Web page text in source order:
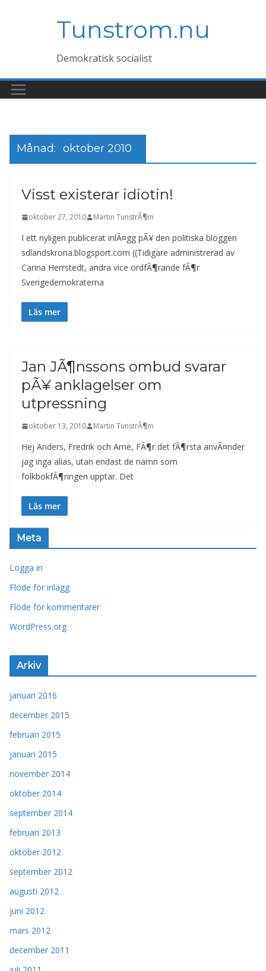
Tunstrom.nu
Demokratisk socialist
Månad: oktober 2010
Visst existerar idiotin!
oktober 27, 2010 Martin TunstrÃ¶m
I ett nyligen publicerat inlÃ¤gg pÃ¥ den politiska bloggen
sdlandskrona.blogsport.com ((Tidigare administrerad av
Carina Herrstedt, andra vice ordfÃ¶rande fÃ¶r
Sverigedemokraterna
Läs mer
Jan JÃ¶nssons ombud svarar
pÃ¥ anklagelser om
utpressning
oktober 13, 2010 Martin TunstrÃ¶m
Hej Anders, Fredrik och Arne, FÃ¶r det fÃ¶rsta anvÃ¤nder
jag inga alias, utan endast de namn som
folkbokfÃ¶ringen upptar. Det
Läs mer
Meta
Logga in
Flöde för inlägg
Flöde för kommentarer
WordPress.org
Arkiv
januari 2016
december 2015
februari 2015
januari 2015
november 2014
oktober 2014
september 2014
februari 2013
oktober 2012
september 2012
augusti 2012
juni 2012
mars 2012
december 2011